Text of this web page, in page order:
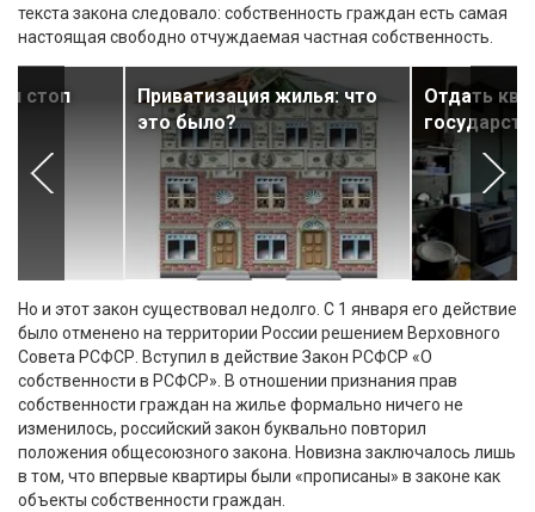
текста закона следовало: собственность граждан есть самая
настоящая свободно отчуждаемая частная собственность.
стоп
Приватизация жилья: что
это было?
Отдать
Но и этот закон существовал недолго. С 1 января его действие
было отменено на территории России решением Верховного
Совета РСФСР. Вступил в действие Закон РСФСР «О
собственности в РСФСР». В отношении признания прав
собственности граждан на жилье формально ничего не
изменилось, российский закон буквально повторил
положения общесоюзного закона. Новизна заключалось лишь
в том, что впервые квартиры были «прописаны» в законе как
объекты собственности граждан.